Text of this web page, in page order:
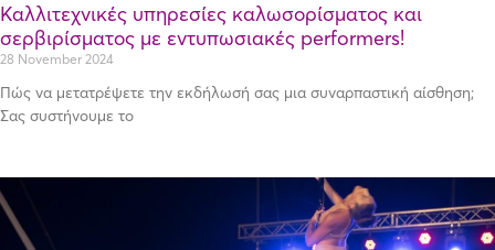
Καλλιτεχνικές υπηρεσίες καλωσορίσματος και
σερβιρίσματος με εντυπωσιακές performers!
28 November 2024
Πώς να μετατρέψετε την εκδήλωσή σας μια συναρπαστική αίσθηση;
Σας συστήνουμε το